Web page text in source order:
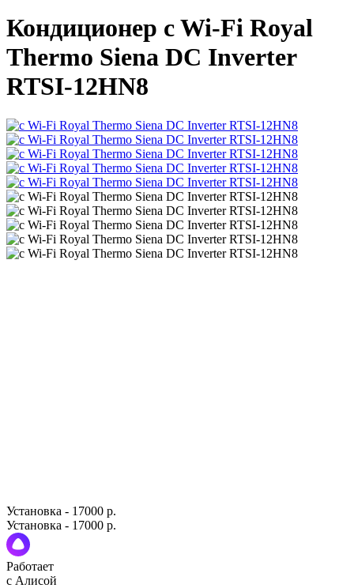
Кондиционер c Wi-Fi Royal
Thermo Siena DC Inverter
RTSI-12HN8
Установка - 17000 р.
Установка - 17000 р.
Работает
с Алисой